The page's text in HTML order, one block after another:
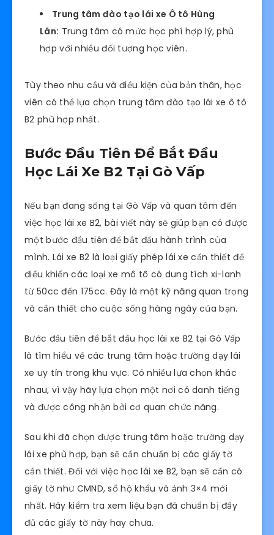
Trung tâm đào tạo lái xe Ô tô Hùng
Lân: Trung tâm có mức học phí hợp lý, phù
hợp với nhiều đối tượng học viên.
Tùy theo nhu cầu và điều kiện của bản thân, học
viên có thể lựa chọn trung tâm đào tạo lái xe ô tô
B2 phù hợp nhất.
Bước Đầu Tiên Để Bắt Đầu
Học Lái Xe B2 Tại Gò Vấp
Nếu bạn đang sống tại Gò Vấp và quan tâm đến
việc học lái xe B2, bài viết này sẽ giúp bạn có được
một bước đầu tiên để bắt đầu hành trình của
mình. Lái xe B2 là loại giấy phép lái xe cần thiết để
điều khiển các loại xe mô tô có dung tích xi-lanh
từ 50cc đến 175cc. Đây là một kỹ năng quan trọng
và cần thiết cho cuộc sống hàng ngày của bạn.
Bước đầu tiên để bắt đầu học lái xe B2 tại Gò Vấp
là tìm hiểu về các trung tâm hoặc trường dạy lái
xe uy tín trong khu vực. Có nhiều lựa chọn khác
nhau, vì vậy hãy lựa chọn một nơi có danh tiếng
và được công nhận bởi cơ quan chức năng.
Sau khi đã chọn được trung tâm hoặc trường dạy
lái xe phù hợp, bạn sẽ cần chuẩn bị các giấy tờ
cần thiết. Đối với việc học lái xe B2, bạn sẽ cần có
giấy tờ như CMND, sổ hộ khẩu và ảnh 3×4 mới
nhất. Hãy kiểm tra xem liệu bạn đã chuẩn bị đầy
đủ các giấy tờ này hay chưa.